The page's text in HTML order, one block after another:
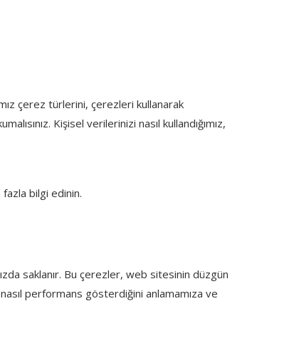
çerez türlerini, çerezleri kullanarak
Kişisel verilerinizi nasıl kullandığımız,
bilgi edinin.
saklanır. Bu çerezler, web sitesinin düzgün
performans gösterdiğini anlamamıza ve